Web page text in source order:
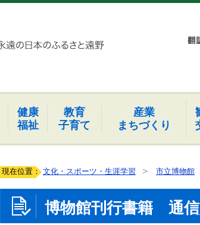
健康
福祉
教育
子育て
産業
まちづくり
現在位置： 文化・スポーツ・生涯学習 市立博物館
博物館刊行書籍 通